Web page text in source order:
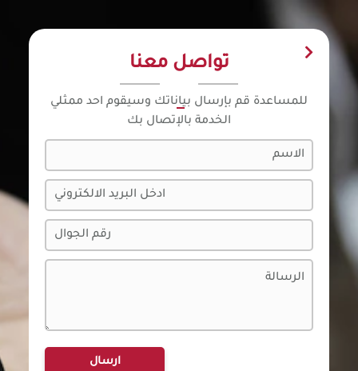
تواصل معنا
للمساعدة قم بإرسال بياناتك وسيقوم احد ممثلي
الخدمة بالإتصال بك
ارسال